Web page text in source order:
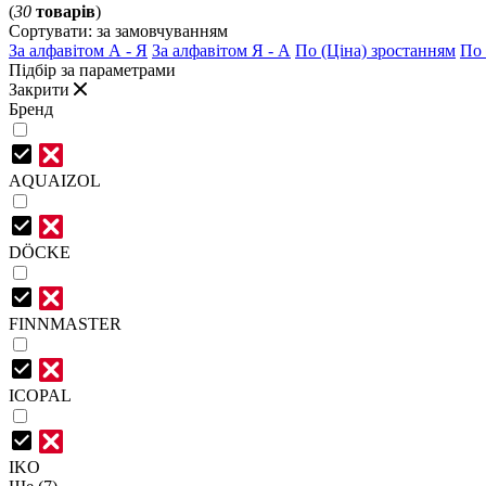
(30 товарів)
Сортувати: за замовчуванням
За алфавітом А - Я За алфавітом Я - А По (Ціна) зростанням По
Підбір за параметрами
Закрити
Бренд
AQUAIZOL
DÖCKE
FINNMASTER
ICOPAL
IKO